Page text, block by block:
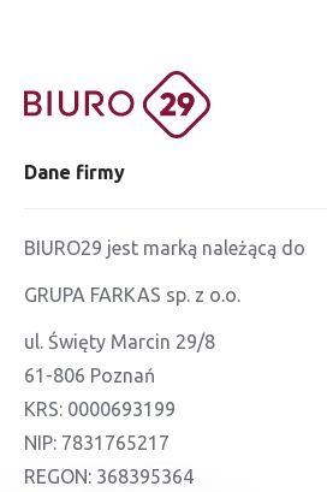
Dane firmy
BIURO29 jest marką należącą do
GRUPA FARKAS sp. z o.o.
ul. Święty Marcin 29/8
61-806 Poznań
KRS: 0000693199
NIP: 7831765217
REGON: 368395364